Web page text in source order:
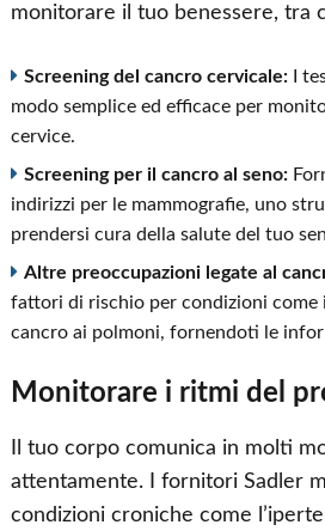
monitorare il tuo benessere, tra
Screening del cancro cervicale:I
modo semplice ed efficace per
cervice.
Screening per il cancro al seno:
indirizzi per le mammografie, uno
prendersi cura della salute del tuo
Altre preoccupazioni legate al
fattori di rischio per condizioni come
cancro ai polmoni, fornendoti le
Monitorare i ritmi del
Il tuo corpo comunica in molti
attentamente. I fornitori Sadler
condizioni croniche come